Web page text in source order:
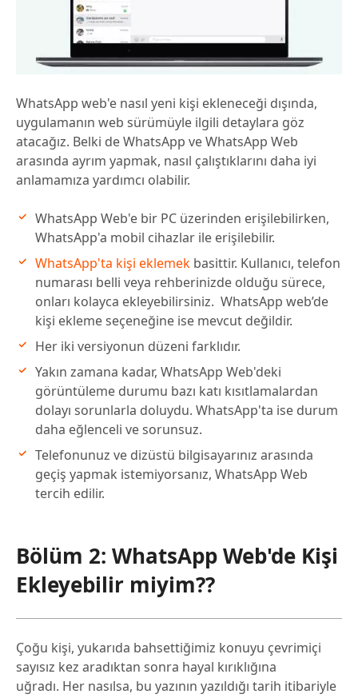
WhatsApp web'e nasıl yeni kişi ekleneceği dışında,
uygulamanın web sürümüyle ilgili detaylara göz
atacağız. Belki de WhatsApp ve WhatsApp Web
arasında ayrım yapmak, nasıl çalıştıklarını daha iyi
anlamamıza yardımcı olabilir.
WhatsApp Web'e bir PC üzerinden erişilebilirken,
WhatsApp'a mobil cihazlar ile erişilebilir.
WhatsApp'ta kişi eklemek basittir. Kullanıcı, telefon
numarası belli veya rehberinizde olduğu sürece,
onları kolayca ekleyebilirsiniz. WhatsApp web’de
kişi ekleme seçeneğine ise mevcut değildir.
Her iki versiyonun düzeni farklıdır.
Yakın zamana kadar, WhatsApp Web'deki
görüntüleme durumu bazı katı kısıtlamalardan
dolayı sorunlarla doluydu. WhatsApp'ta ise durum
daha eğlenceli ve sorunsuz.
Telefonunuz ve dizüstü bilgisayarınız arasında
geçiş yapmak istemiyorsanız, WhatsApp Web
tercih edilir.
Bölüm 2: WhatsApp Web'de Kişi
Ekleyebilir miyim??
Çoğu kişi, yukarıda bahsettiğimiz konuyu çevrimiçi
sayısız kez aradıktan sonra hayal kırıklığına
uğradı. Her nasılsa, bu yazının yazıldığı tarih itibariyle